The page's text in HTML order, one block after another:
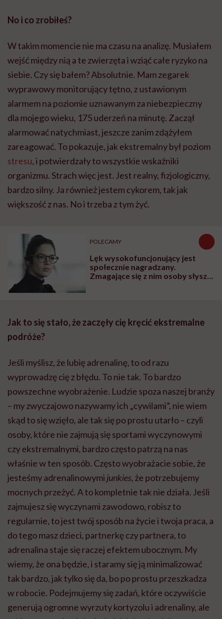
No i co zrobiłeś?
W takim momencie nie ma czasu na analizę. Musiałem
wejść między nią a te zwierzęta i wziąć całe ryzyko na
siebie. Czy się bałem? Absolutnie. Mam zegarek
wyprawowy monitorujący tętno, z ustawionym
alarmem na poziomie uznawanym za niebezpieczny
dla mojego wieku, 175 uderzeń na minutę. Zaczął
alarmować natychmiast, jeszcze zanim zdążyłem
zareagować. To pokazuje, jak ekstremalny był poziom
stresu, i potwierdzały to wszystkie wskaźniki
organizmu. Strach więc jest. Jest realny, fizjologiczny,
bardzo silny. Ja również jestem cykorem, tak jak
większość z nas. No i trzeba z tym żyć.
POLECAMY
Lęk wysokofuncjonujący jest
społecznie nagradzany.
Zmagające się z nim osoby słyszą:
Jak to się stało, że zaczęły cię kręcić ekstremalne
podróże?
Jeśli myślisz, że lubię adrenalinę, to od razu
wyprowadzę cię z błędu. To nie tak. To bardzo
powszechne wyobrażenie. Ludzie spoza naszej branży
– my zwyczajowo nazywamy ich „cywilami”, nie wiem
skąd to się wzięło, ale tak się po prostu utarło – czyli
osoby, które nie zajmują się sportami wyczynowymi
czy ekstremalnymi, bardzo często patrzą na nas
właśnie w ten sposób. Często wyobrażacie sobie, że
jesteśmy adrenalinowymi junkies, że potrzebujemy
mocnych przeżyć. A to kompletnie tak nie działa. Jeśli
zajmujesz się wyczynami zawodowo, robisz to
regularnie, to jest twój sposób na życie i twoja praca, a
do tego masz dzieci, partnerkę czy partnera, to
adrenalina staje się raczej efektem ubocznym. My
wiemy, że ona będzie, i staramy się ją minimalizować
tak bardzo, jak tylko się da, bo po prostu przeszkadza
w robocie. Podejmujemy się zadań, które oczywiście
generują ogromne wyrzuty kortyzolu i adrenaliny, ale